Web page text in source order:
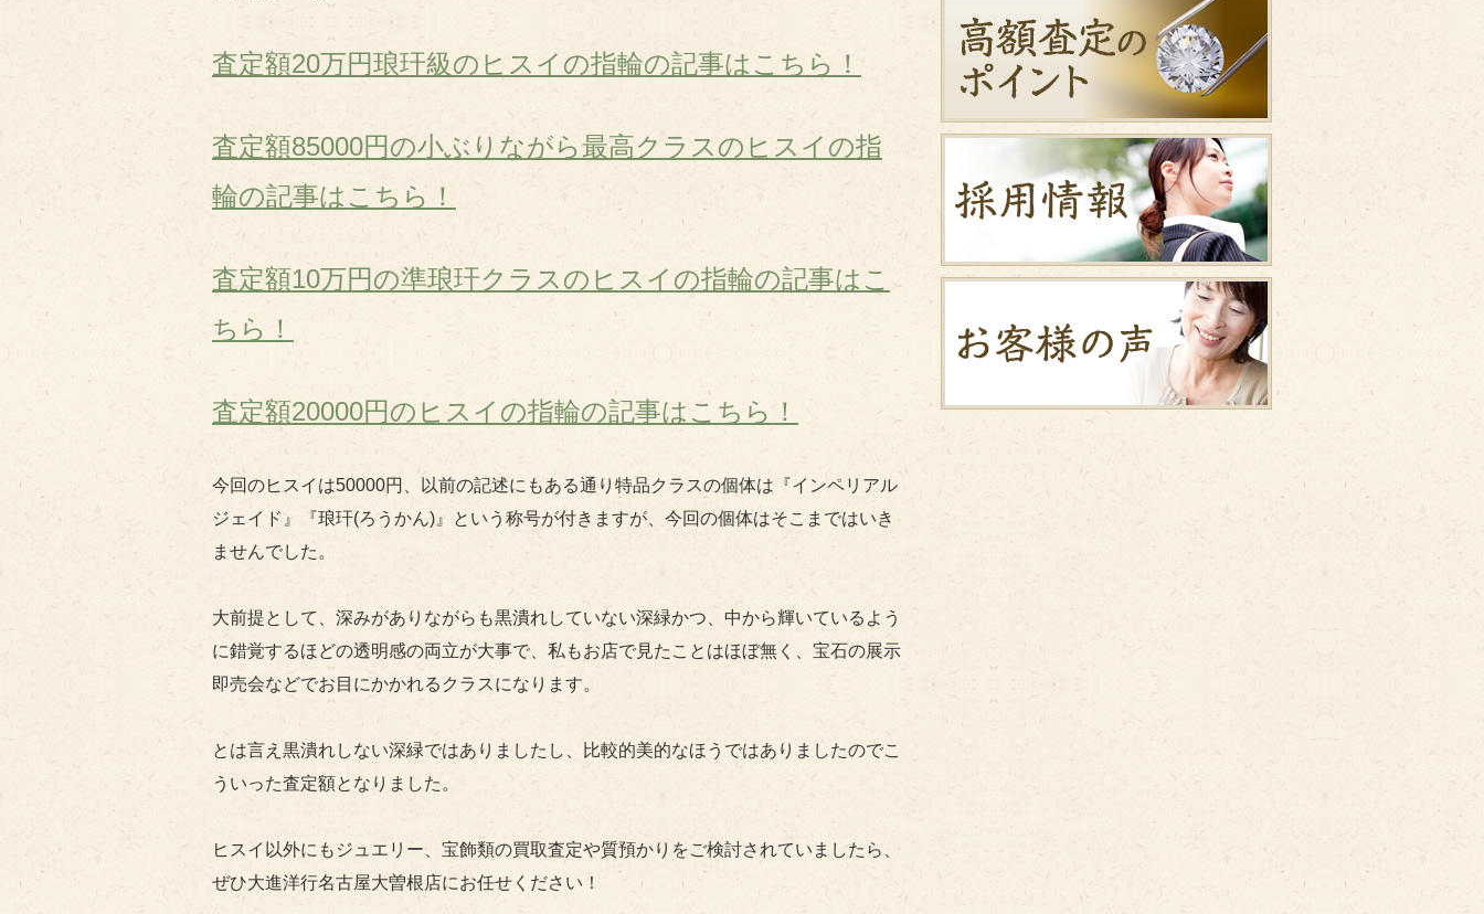
査定額20万円琅玕級のヒスイの指輪の記事はこちら！
査定額85000円の小ぶりながら最高クラスのヒスイの指
輪の記事はこちら！
査定額10万円の準琅玕クラスのヒスイの指輪の記事はこ
ちら！
査定額20000円のヒスイの指輪の記事はこちら！
今回のヒスイは50000円、以前の記述にもある通り特品クラスの個体は『インペリアル
ジェイド』『琅玕(ろうかん)』という称号が付きますが、今回の個体はそこまではいき
ませんでした。
大前提として、深みがありながらも黒潰れしていない深緑かつ、中から輝いているよう
に錯覚するほどの透明感の両立が大事で、私もお店で見たことはほぼ無く、宝石の展示
即売会などでお目にかかれるクラスになります。
とは言え黒潰れしない深緑ではありましたし、比較的美的なほうではありましたのでこ
ういった査定額となりました。
ヒスイ以外にもジュエリー、宝飾類の買取査定や質預かりをご検討されていましたら、
ぜひ大進洋行名古屋大曽根店にお任せください！